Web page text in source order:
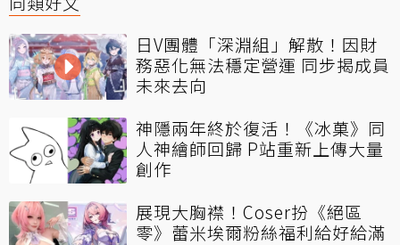
日V團體「深淵組」解散！因財
務惡化無法穩定營運 同步揭成員
未來去向
神隱兩年終於復活！《冰菓》同
人神繪師回歸 P站重新上傳大量
創作
展現大胸襟！Coser扮《絕區
零》蕾米埃爾粉絲福利給好給滿